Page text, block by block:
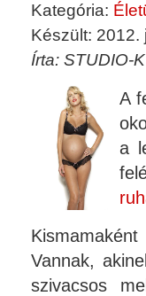
Kategória:
Készült: 2012.
Írta: STUDIO-K
A
a
Vannak,
szivacsos